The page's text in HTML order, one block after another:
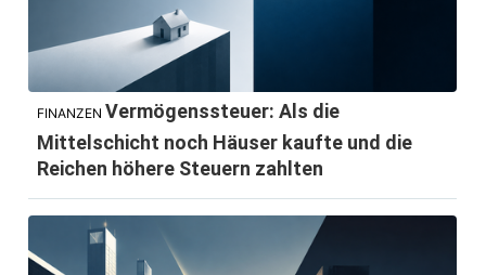
FINANZEN Vermögenssteuer: Als die
Mittelschicht noch Häuser kaufte und die
Reichen höhere Steuern zahlten